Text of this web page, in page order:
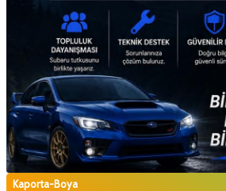
Kaporta-Boya